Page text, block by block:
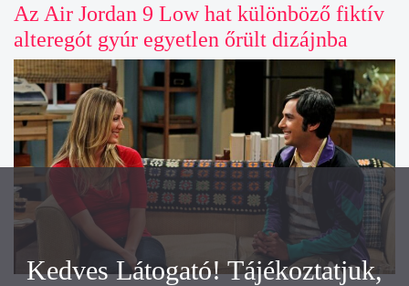
Az Air Jordan 9 Low hat különböző fiktív
alteregót gyúr egyetlen őrült dizájnba
Kedves Látogató! Tájékoztatjuk,